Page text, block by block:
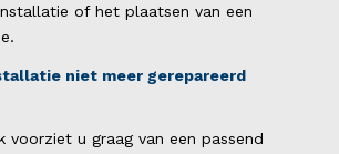
of het plaatsen van een
niet meer gerepareerd
voorziet u graag van een passend